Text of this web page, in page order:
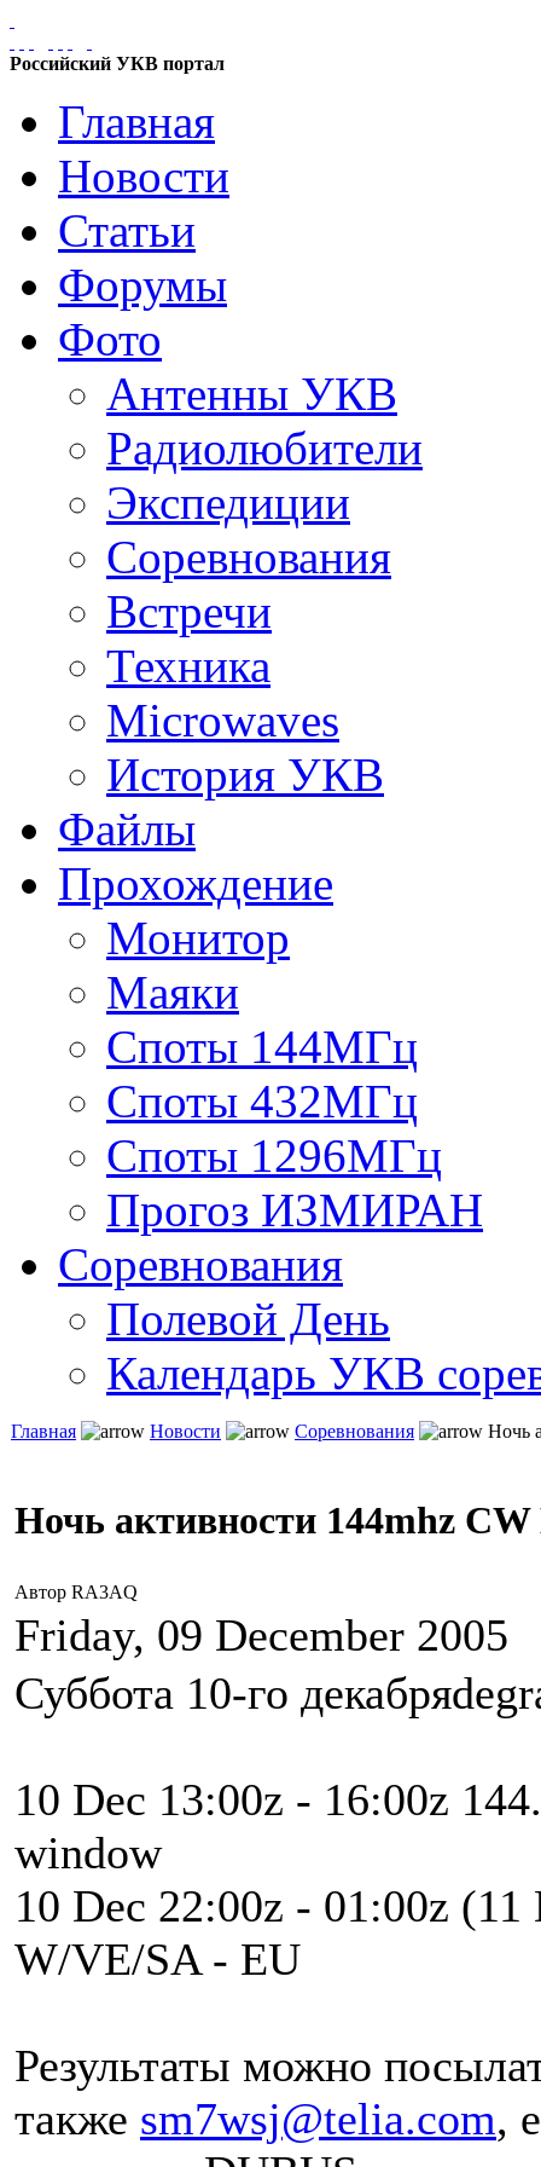
Российский УКВ портал
Главная
Новости
Статьи
Форумы
Фото
Антенны УКВ
Радиолюбители
Экспедиции
Соревнования
Встречи
Техника
Microwaves
История УКВ
Файлы
Прохождение
Монитор
Маяки
Споты 144МГц
Споты 432МГц
Споты 1296МГц
Прогоз ИЗМИРАН
Соревнования
Полевой День
Календарь УКВ
Главная Новости Соревнования Ночь
Ночь активности 144mhz
Автор RA3AQ
Friday, 09 December 2005
Суббота 10-го
10 Dec 13:00z - 16:00z
window
10 Dec 22:00z - 01:00z
W/VE/SA - EU
Результаты можно
также sm7wsj@telia.com,